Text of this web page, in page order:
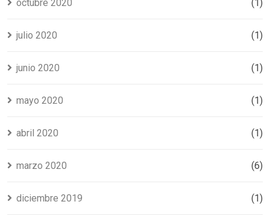
octubre 2020 (1)
julio 2020 (1)
junio 2020 (1)
mayo 2020 (1)
abril 2020 (1)
marzo 2020 (6)
diciembre 2019 (1)